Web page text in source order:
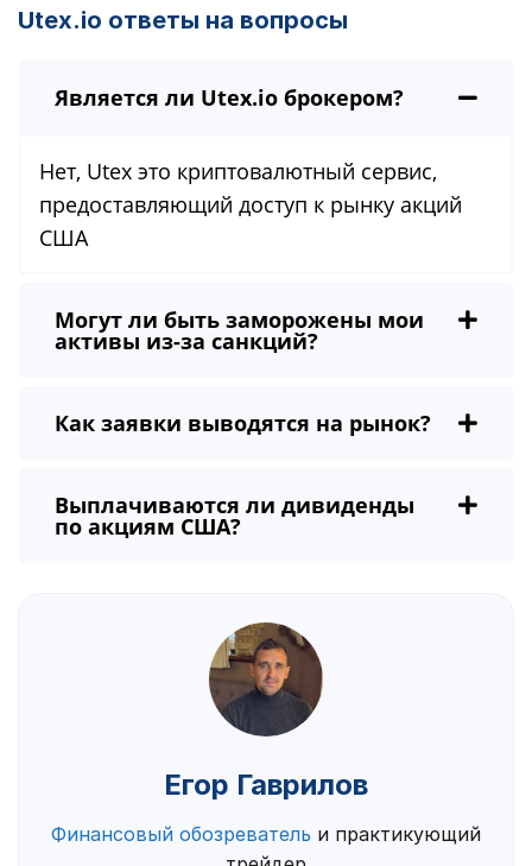
Utex.io ответы на вопросы
Является ли Utex.io брокером?
Нет, Utex это криптовалютный сервис,
предоставляющий доступ к рынку акций
США
Могут ли быть заморожены мои
активы из-за санкций?
Как заявки выводятся на рынок?
Выплачиваются ли дивиденды
по акциям США?
Егор Гаврилов
Финансовый обозреватель и практикующий